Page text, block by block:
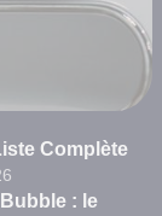
Complète
: le